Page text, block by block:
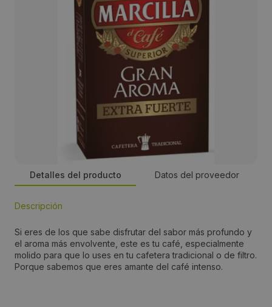
Detalles del producto Datos del proveedor
Descripción
Si eres de los que sabe disfrutar del sabor más profundo y
el aroma más envolvente, este es tu café, especialmente
molido para que lo uses en tu cafetera tradicional o de filtro.
Porque sabemos que eres amante del café intenso.
Cristina Molina
Dirección: